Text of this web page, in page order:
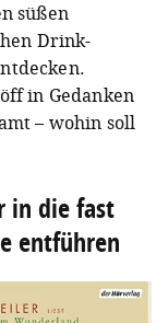
süßen
Drink-
in Gedanken
– wohin soll
in die fast
entführen